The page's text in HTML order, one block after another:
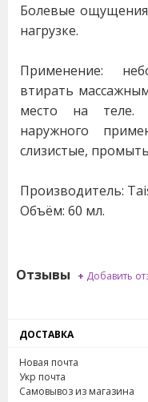
ДОСТАВКА
Новая почта
Укр почта
Самовывоз из магазина
Болевые
нагрузке.
Применение:
втирать
место на теле.
наружного
слизистые,
Производитель:
Объём: 60 мл.
Отзывы + Добавить